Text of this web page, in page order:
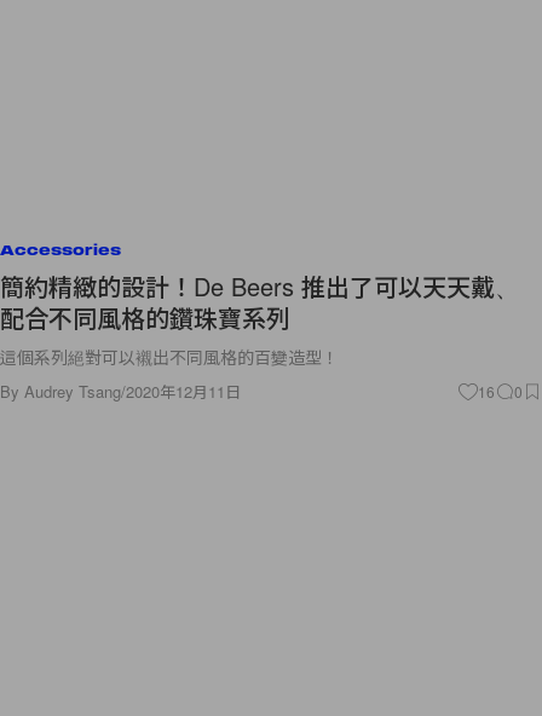
Accessories
簡約精緻的設計！De Beers 推出了可以天天戴、
配合不同風格的鑽珠寶系列
這個系列絕對可以襯出不同風格的百變造型！
By Audrey Tsang/2020年12月11日 16 0